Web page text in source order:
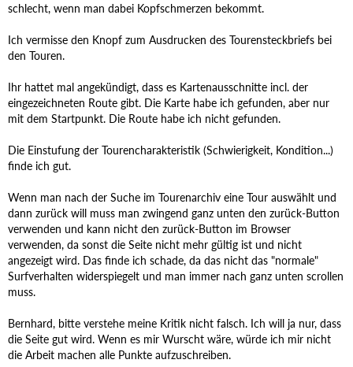
schlecht, wenn man dabei Kopfschmerzen bekommt.
Ich vermisse den Knopf zum Ausdrucken des Tourensteckbriefs bei
den Touren.
Ihr hattet mal angekündigt, dass es Kartenausschnitte incl. der
eingezeichneten Route gibt. Die Karte habe ich gefunden, aber nur
mit dem Startpunkt. Die Route habe ich nicht gefunden.
Die Einstufung der Tourencharakteristik (Schwierigkeit, Kondition...)
finde ich gut.
Wenn man nach der Suche im Tourenarchiv eine Tour auswählt und
dann zurück will muss man zwingend ganz unten den zurück-Button
verwenden und kann nicht den zurück-Button im Browser
verwenden, da sonst die Seite nicht mehr gültig ist und nicht
angezeigt wird. Das finde ich schade, da das nicht das "normale"
Surfverhalten widerspiegelt und man immer nach ganz unten scrollen
muss.
Bernhard, bitte verstehe meine Kritik nicht falsch. Ich will ja nur, dass
die Seite gut wird. Wenn es mir Wurscht wäre, würde ich mir nicht
die Arbeit machen alle Punkte aufzuschreiben.